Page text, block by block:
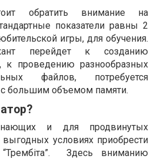
обратить внимание на
показатели равны 2
игры, для обучения.
перейдет к созданию
к проведению разнообразных
файлов, потребуется
с большим объемом памяти.
и для продвинутых
условиях приобрести
“Трембiта”. Здесь вниманию